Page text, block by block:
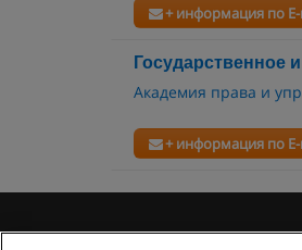
+ информация по
Государственное
Академия права и
+ информация по